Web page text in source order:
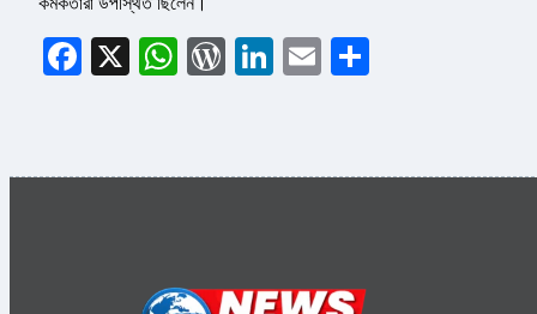
Facebook
X WhatsApp
WordPress
LinkedIn
Email